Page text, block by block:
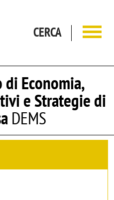
CERCA
Economia,
e Strategie di
DEMS